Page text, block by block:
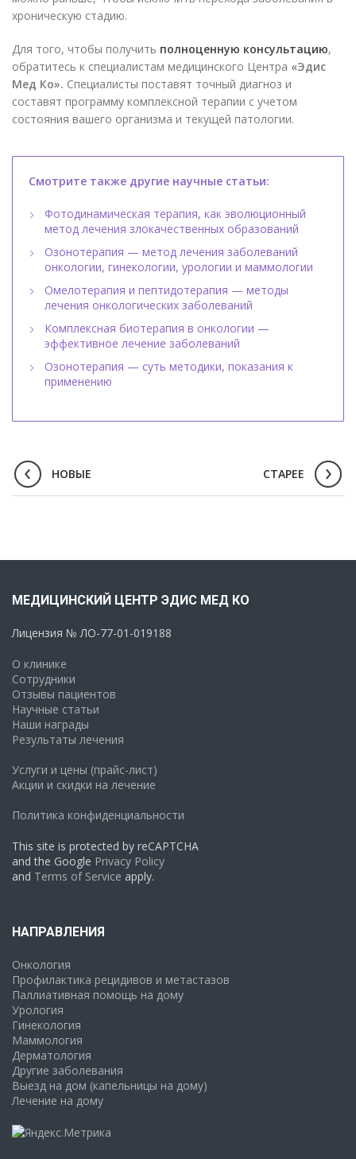
хроническую стадию.
Для того, чтобы получить полноценную консультацию,
обратитесь к специалистам медицинского Центра «Эдис
Мед Ко». Специалисты поставят точный диагноз и
составят программу комплексной терапии с учетом
состояния вашего организма и текущей патологии.
Смотрите также другие научные статьи:
Фотодинамическая терапия, как эволюционный
метод лечения злокачественных образований
Озонотерапия — метод лечения заболеваний
онкологии, гинекологии, урологии и маммологии
Омелотерапия и пептидотерапия — методы
лечения онкологических заболеваний
Комплексная биотерапия в онкологии —
эффективное лечение заболеваний
Озонотерапия — суть методики, показания к
применению
НОВЫЕ СТАРЕЕ
МЕДИЦИНСКИЙ ЦЕНТР ЭДИС МЕД КО
Лицензия № ЛО-77-01-019188
О клинике
Сотрудники
Отзывы пациентов
Научные статьи
Наши награды
Результаты лечения
Услуги и цены (прайс-лист)
Акции и скидки на лечение
Политика конфиденциальности
This site is protected by reCAPTCHA
and the Google Privacy Policy
and Terms of Service apply.
НАПРАВЛЕНИЯ
Онкология
Профилактика рецидивов и метастазов
Паллиативная помощь на дому
Урология
Гинекология
Маммология
Дерматология
Другие заболевания
Выезд на дом (капельницы на дому)
Лечение на дому